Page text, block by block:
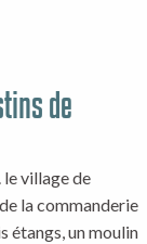
de
le village de
la commanderie
étangs, un moulin